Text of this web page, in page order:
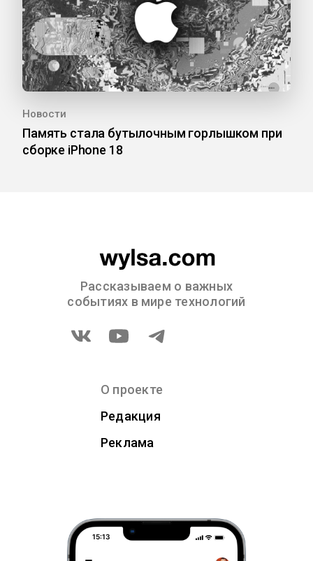
Новости
Память стала бутылочным горлышком при
сборке iPhone 18
Рассказываем о важных
событиях в мире технологий
О проекте
Редакция
Реклама
15:13